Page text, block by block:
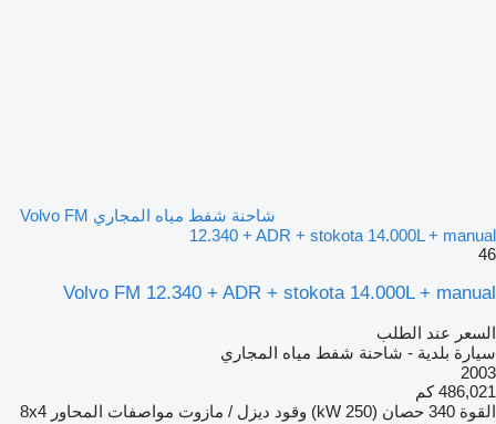
شاحنة شفط مياه المجاري Volvo FM
12.340 + ADR + stokota 14.000L + manual
46
Volvo FM 12.340 + ADR + stokota 14.000L + manual
السعر عند الطلب
سيارة بلدية - شاحنة شفط مياه المجاري
2003
486,021 كم
القوة 340 حصان (250 kW) وقود ديزل / مازوت مواصفات المحاور 8x4